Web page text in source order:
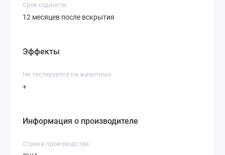
Срок годности
12 месяцев после вскрытия
Эффекты
Не тестируется на животных
+
Информация о производителе
Страна производства